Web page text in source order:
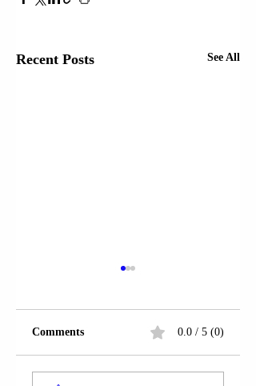
Recent Posts See All
Comments 0.0 / 5 (0)